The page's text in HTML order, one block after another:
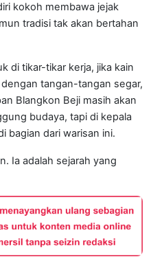
kokoh membawa jejak
tradisi tak akan bertahan
di tikar-tikar kerja, jika kain
tangan-tangan segar,
Blangkon Beji masih akan
budaya, tapi di kepala
bagian dari warisan ini.
Ia adalah sejarah yang